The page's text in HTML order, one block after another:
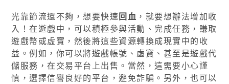
光靠節流還不夠，想要快速回血 ，就要想辦法增加收
入！在遊戲中，可以積極參與活動、完成任務，賺取
遊戲幣或虛寶，然後將這些資源轉換成現實中的收
益。例如，你可以將遊戲帳號、虛寶、甚至是遊戲代
儲服務，在交易平台上出售。當然，這需要小心謹
慎，選擇信譽良好的平台，避免詐騙。另外，也可以